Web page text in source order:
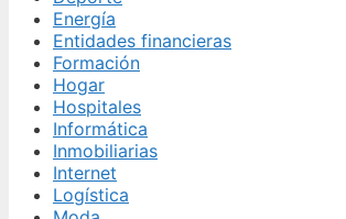
Energía
Entidades financieras
Formación
Hogar
Hospitales
Informática
Inmobiliarias
Internet
Logística